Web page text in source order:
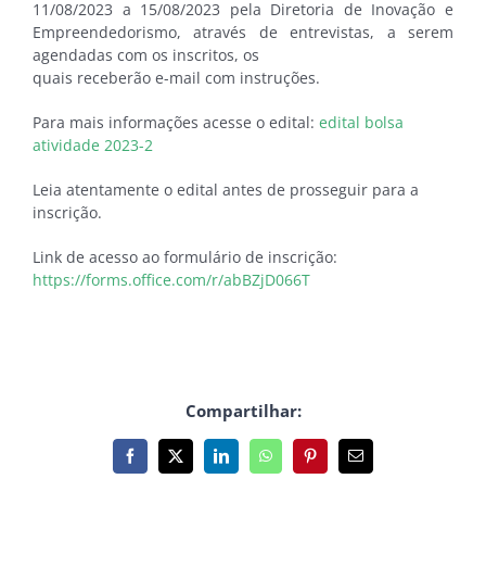
11/08/2023 a 15/08/2023 pela Diretoria de Inovação e
Empreendedorismo, através de entrevistas, a serem
agendadas com os inscritos, os
quais receberão e-mail com instruções.
Para mais informações acesse o edital: edital bolsa
atividade 2023-2
Leia atentamente o edital antes de prosseguir para a
inscrição.
Link de acesso ao formulário de inscrição:
https://forms.office.com/r/abBZjD066T
Compartilhar:
Facebook
X LinkedInWhatsAppPinterest
E-
mail